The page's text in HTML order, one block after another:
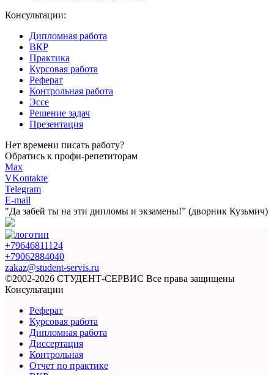
Консультации:
Дипломная работа
ВКР
Практика
Курсовая работа
Реферат
Контрольная работа
Эссе
Решение задач
Презентация
Нет времени писать работу?
Обратись к профи-репетиторам
Max
VKontakte
Telegram
E-mail
"Да забей ты на эти дипломы и экзамены!” (дворник Кузьмич)
+79646811124
+79062884040
zakaz@student-servis.ru
©2002-2026 СТУДЕНТ-СЕРВИС Все права защищены
Консультации
Реферат
Курсовая работа
Дипломная работа
Диссертация
Контрольная
Отчет по практике